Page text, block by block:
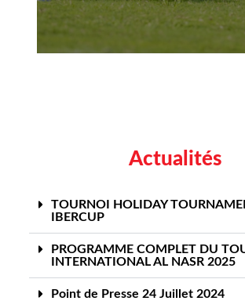
Actualités
TOURNOI HOLIDAY
IBERCUP
PROGRAMME COMPLET DU
INTERNATIONAL AL NASR 2025
Point de Presse 24 Juillet 2024